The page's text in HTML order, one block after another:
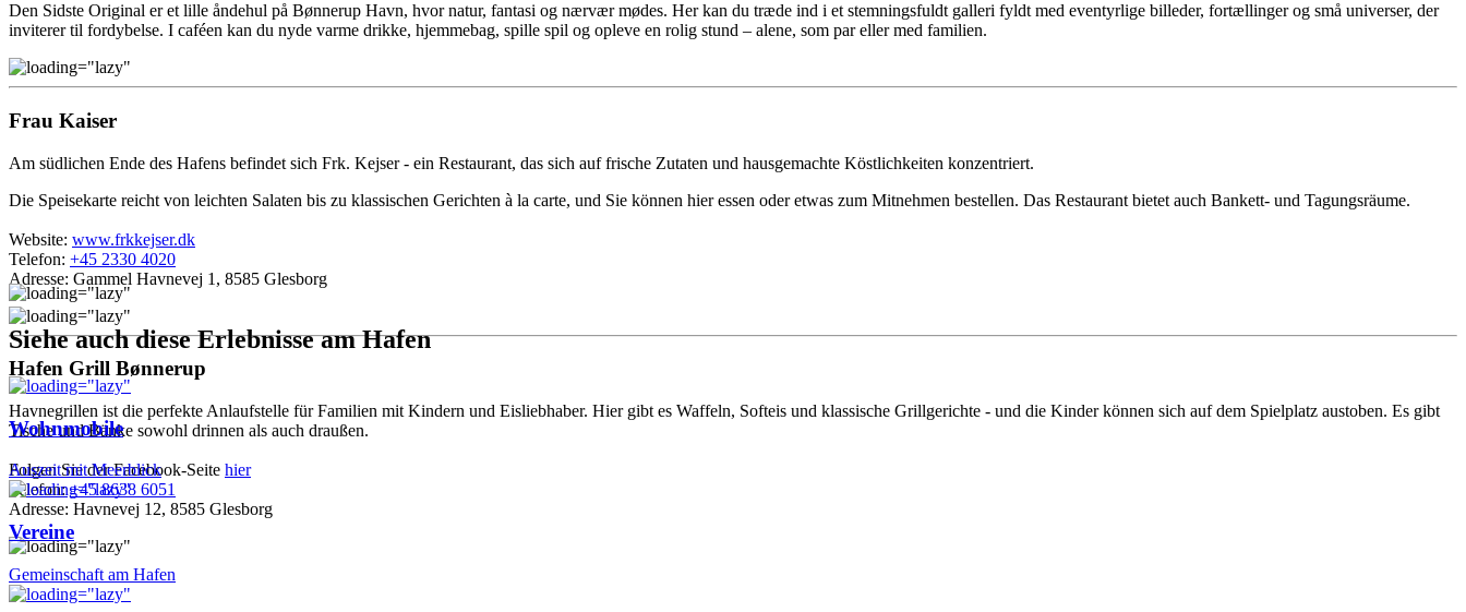
Den Sidste Original er et lille åndehul på Bønnerup Havn, hvor natur, fantasi og nærvær mødes. Her kan du træde ind i et stemningsfuldt galleri fyldt med eventyrlige billeder, fortællinger og små universer, der
inviterer til fordybelse. I caféen kan du nyde varme drikke, hjemmebag, spille spil og opleve en rolig stund – alene, som par eller med familien.
Frau Kaiser
Am südlichen Ende des Hafens befindet sich Frk. Kejser - ein Restaurant, das sich auf frische Zutaten und hausgemachte Köstlichkeiten konzentriert.
Die Speisekarte reicht von leichten Salaten bis zu klassischen Gerichten à la carte, und Sie können hier essen oder etwas zum Mitnehmen bestellen. Das Restaurant bietet auch Bankett- und Tagungsräume.
Website: www.frkkejser.dk
Telefon: +45 2330 4020
Adresse: Gammel Havnevej 1, 8585 Glesborg
Hafen Grill Bønnerup
Havnegrillen ist die perfekte Anlaufstelle für Familien mit Kindern und Eisliebhaber. Hier gibt es Waffeln, Softeis und klassische Grillgerichte - und die Kinder können sich auf dem Spielplatz austoben. Es gibt
Tische und Bänke sowohl drinnen als auch draußen.
Folgen Sie der Facebook-Seite hier
Telefon:+45 8638 6051
Adresse: Havnevej 12, 8585 Glesborg
Siehe auch diese Erlebnisse am Hafen
Wohnmobile
Auszeit mit Meerblick
Vereine
Gemeinschaft am Hafen